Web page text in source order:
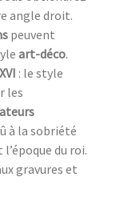
angle droit.
peuvent
art-déco.
: le style
les
à la sobriété
du roi.
gravures et